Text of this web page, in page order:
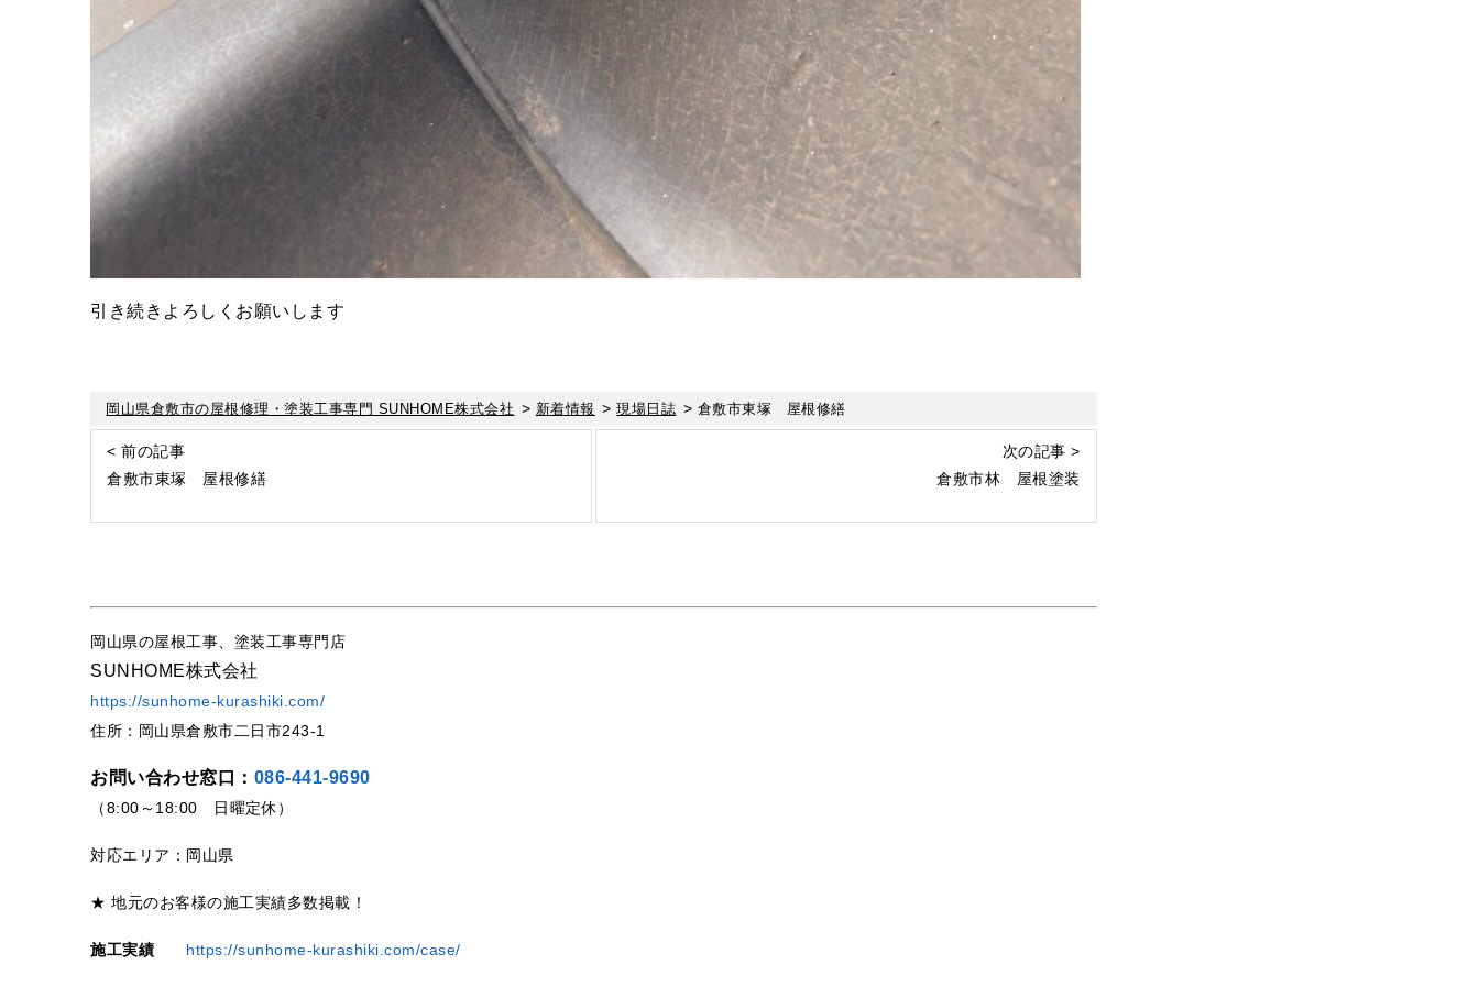
引き続きよろしくお願いします
岡山県倉敷市の屋根修理・塗装工事専門 SUNHOME株式会社 > 新着情報 >現場日誌 > 倉敷市東塚 屋根修繕
< 前の記事
倉敷市東塚 屋根修繕
次の記事 >
倉敷市林 屋根塗装
岡山県の屋根工事、塗装工事専門店
SUNHOME株式会社
https://sunhome-kurashiki.com/
住所：岡山県倉敷市二日市243-1
お問い合わせ窓口： 086-441-9690
（8:00～18:00 日曜定休）
対応エリア：岡山県
★ 地元のお客様の施工実績多数掲載！
施工実績 https://sunhome-kurashiki.com/case/